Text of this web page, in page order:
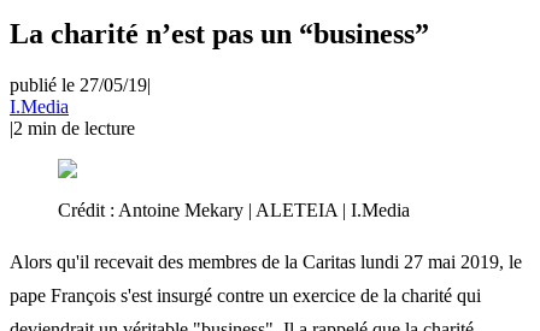
La charité n’est pas un “business”
publié le 27/05/19|
I.Media
|2 min de lecture
Crédit : Antoine Mekary | ALETEIA | I.Media
Alors qu'il recevait des membres de la Caritas lundi 27 mai 2019, le
pape François s'est insurgé contre un exercice de la charité qui